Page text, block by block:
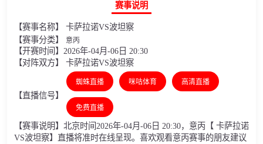
赛事说明
【赛事名称】 卡萨拉诺VS波坦察
【赛事分类】
意丙
【开赛时间】2026年-04月-06日 20:30
【对阵双方】 卡萨拉诺VS波坦察
【直播信号】
蜘蛛直播 咪咕体育 高清直播
免费直播
【赛事说明】北京时间2026年-04月-06日 20:30，意丙【 卡萨拉诺
VS波坦察】直播将准时在线呈现。喜欢观看意丙赛事的朋友建议